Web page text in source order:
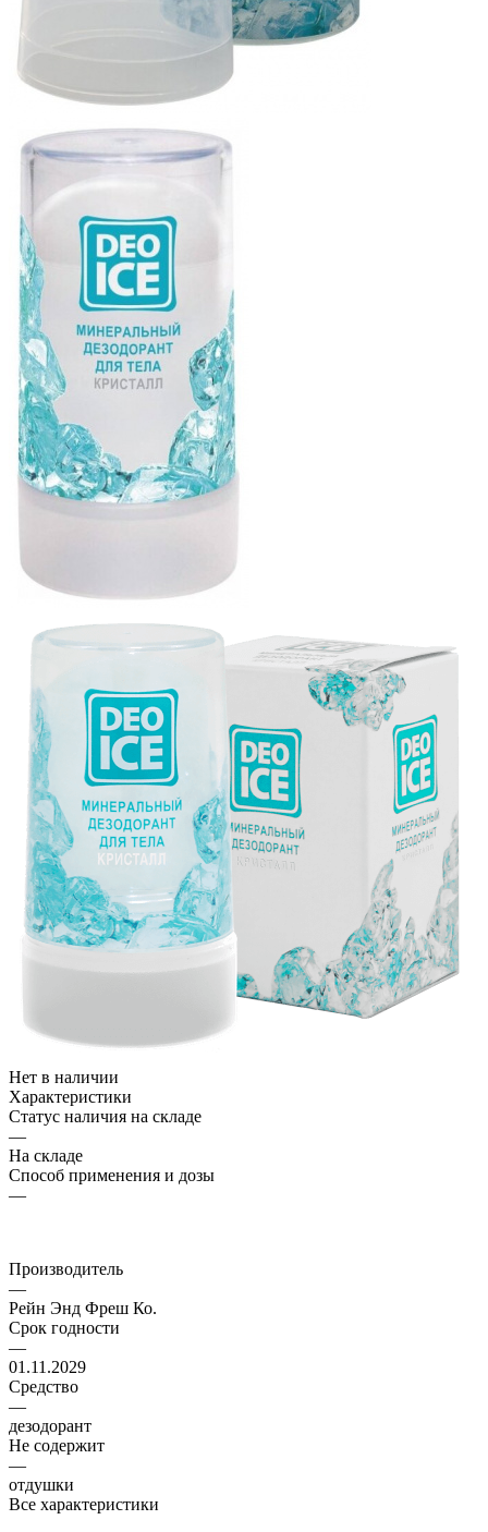
Нет в наличии
Характеристики
Статус наличия на складе
—
На складе
Способ применения и дозы
—
Производитель
—
Рейн Энд Фреш Ко.
Срок годности
—
01.11.2029
Средство
—
дезодорант
Не содержит
—
отдушки
Все характеристики